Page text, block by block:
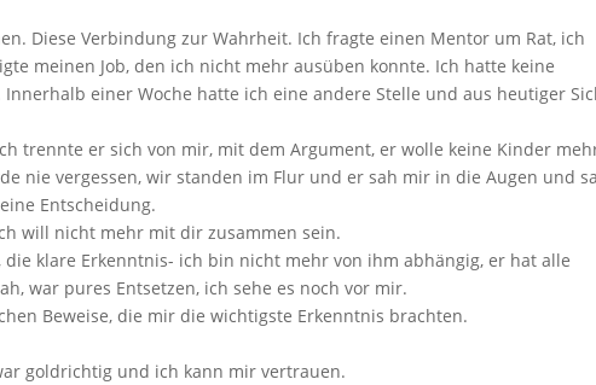
Diese Verbindung zur Wahrheit. Ich fragte einen Mentor um Rat, ich
meinen Job, den ich nicht mehr ausüben konnte. Ich hatte keine
einer Woche hatte ich eine andere Stelle und aus heutiger
trennte er sich von mir, mit dem Argument, er wolle keine Kinder
nie vergessen, wir standen im Flur und er sah mir in die Augen und
Entscheidung.
will nicht mehr mit dir zusammen sein.
klare Erkenntnis- ich bin nicht mehr von ihm abhängig, er hat alle
war pures Entsetzen, ich sehe es noch vor mir.
Beweise, die mir die wichtigste Erkenntnis brachten.
goldrichtig und ich kann mir vertrauen.